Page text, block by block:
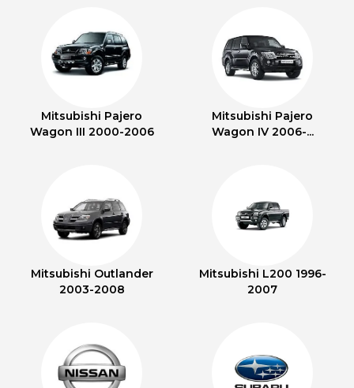
Mitsubishi Pajero
Wagon III 2000-2006
Mitsubishi Pajero
Wagon IV 2006-...
Mitsubishi Outlander
2003-2008
Mitsubishi L200 1996-
2007